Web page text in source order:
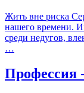
Жить вне риска
нашего времени.
среди недугов,
…
Профессия